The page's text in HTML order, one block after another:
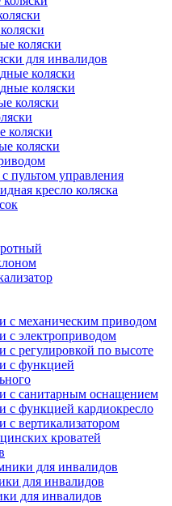
коляски
для инвалидов
коляски
коляски
коляски
коляски
коляски
пультом управления
кресло коляска
с механическим приводом
с электроприводом
с регулировкой по высоте
с функцией
с санитарным оснащением
с функцией кардиокресло
с вертикализатором
кроватей
для инвалидов
для инвалидов
для инвалидов